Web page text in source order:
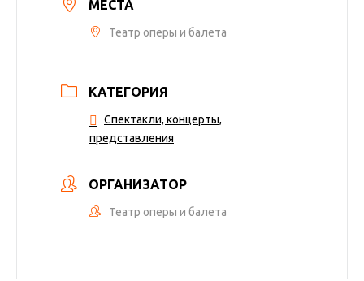
МЕСТА
Театр оперы и балета
КАТЕГОРИЯ
Спектакли, концерты,
представления
ОРГАНИЗАТОР
Театр оперы и балета